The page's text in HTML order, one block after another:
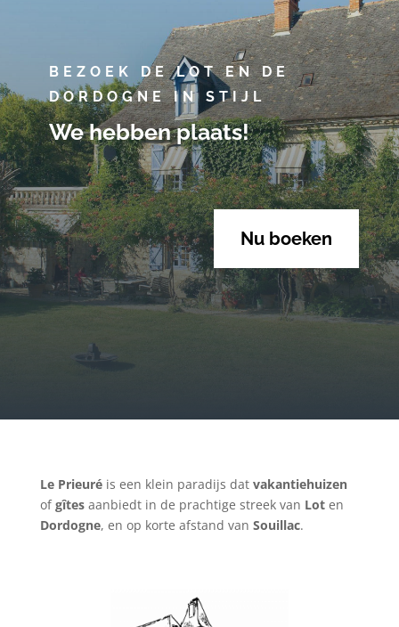
BEZOEK DE LOT EN DE
DORDOGNE IN STIJL
We hebben plaats!
Nu boeken
Le Prieuréis een klein paradijs dat vakantiehuizen
ofgîtesaanbiedt in de prachtige streek van Loten
Dordogne, en op korte afstand van Souillac.